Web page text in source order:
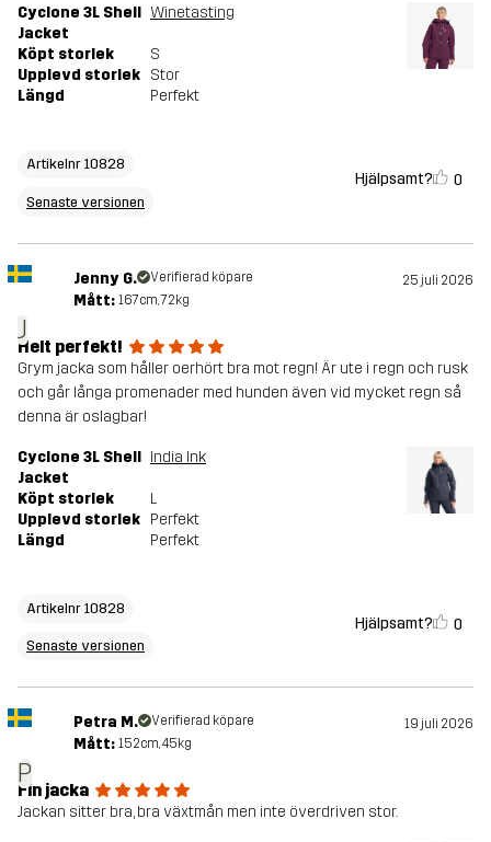
Cyclone 3L Shell
Jacket
Winetasting
Köpt storlek
S
Upplevd storlek Stor
Längd
Perfekt
Artikelnr 10828
Senaste versionen
Hjälpsamt? 0
J
Jenny G. Verifierad köpare 25 juli 2026
Mått: 167cm, 72kg
Helt perfekt!
Grym jacka som håller oerhört bra mot regn! Är ute i regn och rusk
och går långa promenader med hunden även vid mycket regn så
denna är oslagbar!
Cyclone 3L Shell
Jacket
India Ink
Köpt storlek
L
Upplevd storlek Perfekt
Längd
Perfekt
Artikelnr 10828
Senaste versionen
Hjälpsamt? 0
P
Petra M. Verifierad köpare 19 juli 2026
Mått: 152cm, 45kg
Fin jacka
Jackan sitter bra, bra växtmån men inte överdriven stor.